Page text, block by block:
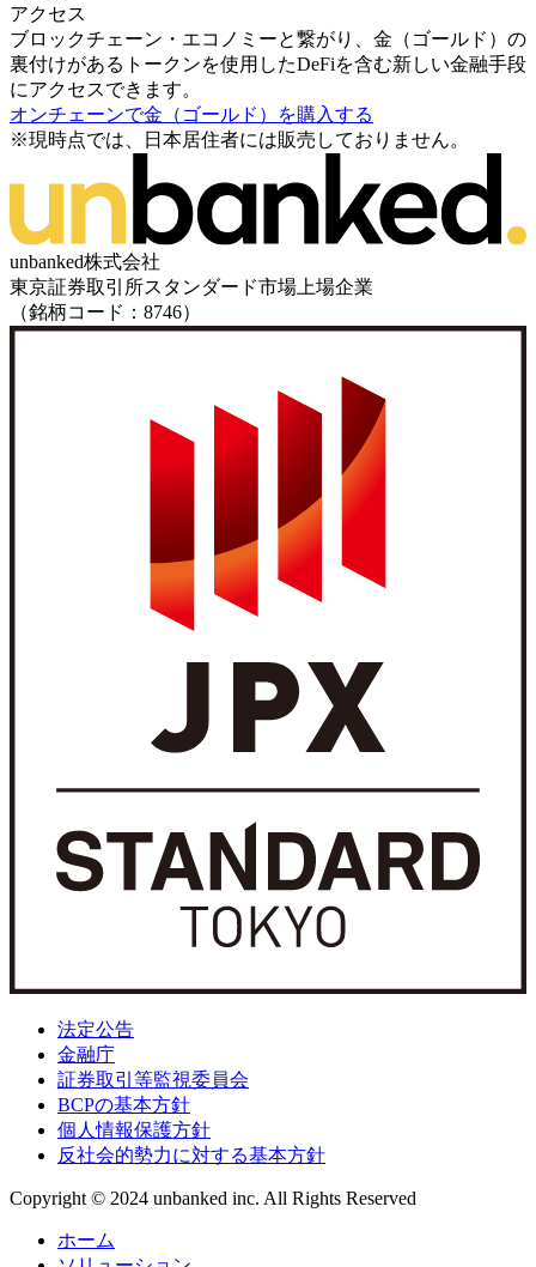
アクセス
ブロックチェーン・エコノミーと繋がり、金（ゴールド）の
裏付けがあるトークンを使用したDeFiを含む新しい金融手段
にアクセスできます。
オンチェーンで金（ゴールド）を購入する
※現時点では、日本居住者には販売しておりません。
unbanked株式会社
東京証券取引所スタンダード市場上場企業
（銘柄コード：8746）
法定公告
金融庁
証券取引等監視委員会
BCPの基本方針
個人情報保護方針
反社会的勢力に対する基本方針
Copyright © 2024 unbanked inc. All Rights Reserved
ホーム